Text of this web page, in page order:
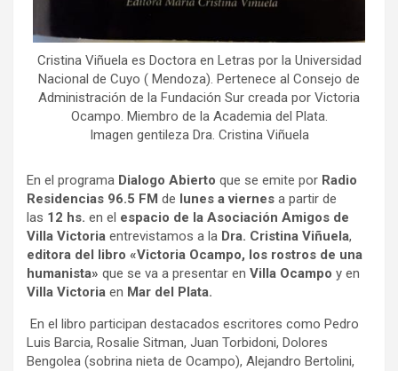
Cristina Viñuela es Doctora en Letras por la Universidad
Nacional de Cuyo ( Mendoza). Pertenece al Consejo de
Administración de la Fundación Sur creada por Victoria
Ocampo. Miembro de la Academia del Plata.
Imagen gentileza Dra. Cristina Viñuela
En el programa Dialogo Abierto que se emite por Radio
Residencias 96.5 FM de lunes a viernes a partir de
las 12 hs. en el espacio de la Asociación Amigos de
Villa Victoria entrevistamos a la Dra. Cristina Viñuela,
editora del libro «Victoria Ocampo, los rostros de una
humanista» que se va a presentar en Villa Ocampo y en
Villa Victoria en Mar del Plata.
En el libro participan destacados escritores como Pedro
Luis Barcia, Rosalie Sitman, Juan Torbidoni, Dolores
Bengolea (sobrina nieta de Ocampo), Alejandro Bertolini,